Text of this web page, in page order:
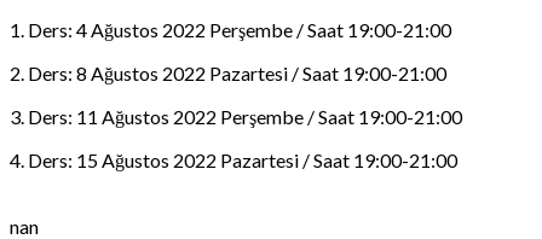
1. Ders: 4 Ağustos 2022 Perşembe / Saat 19:00-21:00
2. Ders: 8 Ağustos 2022 Pazartesi / Saat 19:00-21:00
3. Ders: 11 Ağustos 2022 Perşembe / Saat 19:00-21:00
4. Ders: 15 Ağustos 2022 Pazartesi / Saat 19:00-21:00
nan